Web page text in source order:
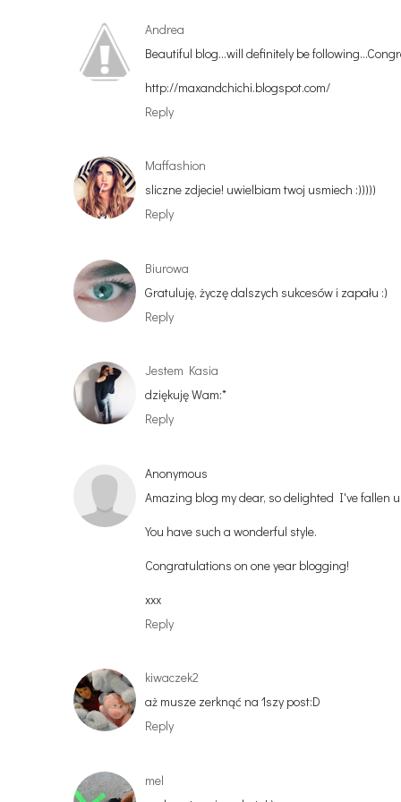
Andrea
Beautiful blog...will definitely be
http://maxandchichi.blogspot.com/
Reply
Maffashion
sliczne zdjecie! uwielbiam twoj usmiech :)))))
Reply
Biurowa
Gratuluję, życzę dalszych sukcesów i zapału :)
Reply
Jestem Kasia
dziękuję Wam:*
Reply
Anonymous
Amazing blog my dear, so delighted I've fallen
You have such a wonderful style.
Congratulations on one year blogging!
xxx
Reply
kiwaczek2
aż musze zerknąć na 1szy post:D
Reply
mel